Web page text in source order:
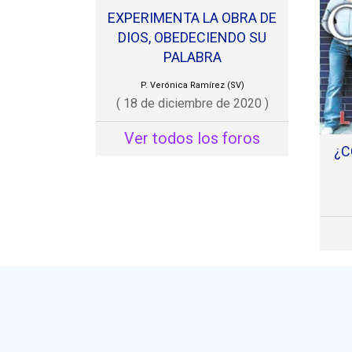
al
los
EXPERIMENTA LA OBRA DE
DIOS, OBEDECIENDO SU
PALABRA
P. Verónica Ramírez (SV)
( 18 de diciembre de 2020 )
Ver todos los foros